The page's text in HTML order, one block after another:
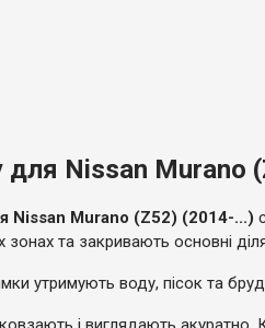
для Nissan Murano
Nissan Murano (Z52) (2014-...)
зонах та закривають основні
утримують воду, пісок та